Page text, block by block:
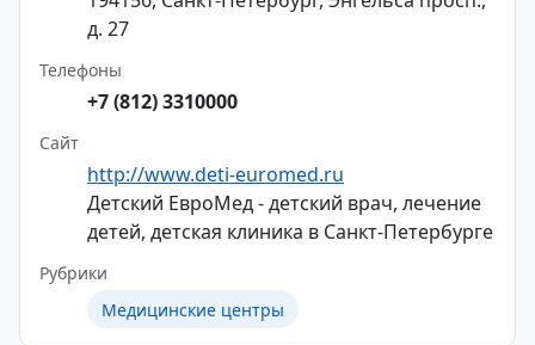
д. 27
Телефоны
+7 (812) 3310000
Сайт
http://www.deti-euromed.ru
Детский ЕвроМед - детский врач, лечение
детей, детская клиника в Санкт-Петербурге
Рубрики
Медицинские центры